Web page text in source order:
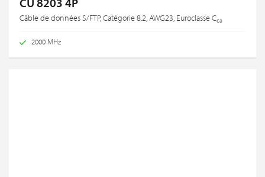
Câble de données S/FTP, Catégorie 8.2, AWG23, Euroclasse Cca
2000 MHz